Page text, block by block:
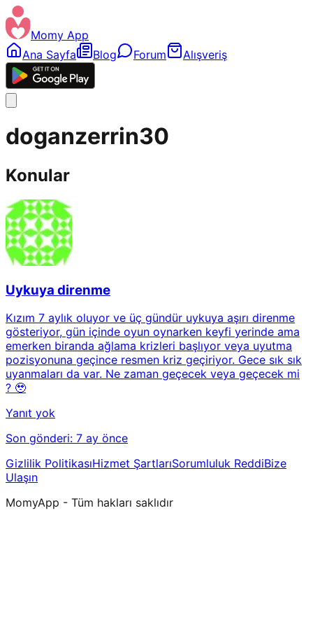
Momy App
Ana Sayfa
Blog Forum Alışveriş
doganzerrin30
Konular
Uykuya direnme
Kızım 7 aylık oluyor ve üç gündür uykuya aşırı direnme
gösteriyor, gün içinde oyun oynarken keyfi yerinde ama
emerken biranda ağlama krizleri başlıyor veya uyutma
pozisyonuna geçince resmen kriz geçiriyor. Gece sık sık
uyanmaları da var. Ne zaman geçecek veya geçecek mi
? 🥹
Yanıt yok
Son gönderi: 7 ay önce
Gizlilik PolitikasıHizmet ŞartlarıSorumluluk ReddiBize
Ulaşın
MomyApp - Tüm hakları saklıdır